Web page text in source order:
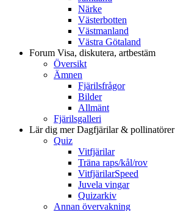
Närke
Västerbotten
Västmanland
Västra Götaland
Forum Visa, diskutera, artbestäm
Översikt
Ämnen
Fjärilsfrågor
Bilder
Allmänt
Fjärilsgalleri
Lär dig merDagfjärilar & pollinatörer
Quiz
Vitfjärilar
Träna raps/kål/rov
VitfjärilarSpeed
Juvela vingar
Quizarkiv
Annan övervakning